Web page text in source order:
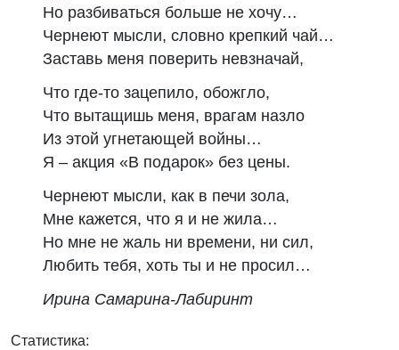
Но разбиваться больше не хочу…
Чернеют мысли, словно крепкий чай…
Заставь меня поверить невзначай,
Что где-то зацепило, обожгло,
Что вытащишь меня, врагам назло
Из этой угнетающей войны…
Я – акция «В подарок» без цены.
Чернеют мысли, как в печи зола,
Мне кажется, что я и не жила…
Но мне не жаль ни времени, ни сил,
Любить тебя, хоть ты и не просил…
Ирина Самарина-Лабиринт
Статистика: